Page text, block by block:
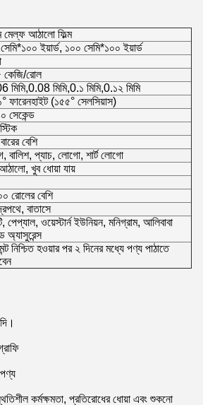
মেল্ফ আঠালো ফিল্ম
ইয়ার্ড, ১০০ সেমি*১০০ ইয়ার্ড
কেজি/রোল
মিমি,0.08 মিমি,0.১ মিমি,0.১২ মিমি
ফারেনহাইট (১৫৫° সেলসিয়াস)
সেকেন্ড
বেশি
বালিশ, প্যাচ, লোগো, শার্ট লোগো
খুব ধোয়া যায়
রোলের বেশি
বাতাসে
পেপ্যাল, ওয়েস্টার্ন ইউনিয়ন, মনিগ্রাম, আলিবাবা
অ্যাসুরেন্স
নিশ্চিত হওয়ার পর ২ দিনের মধ্যে পণ্য পাঠাতে
কর্মক্ষমতা, প্রতিরোধের ধোয়া এবং শুকনো